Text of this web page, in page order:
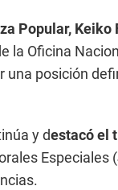
Popular, Keiko
la Oficina
una posición
y destacó el
Especiales